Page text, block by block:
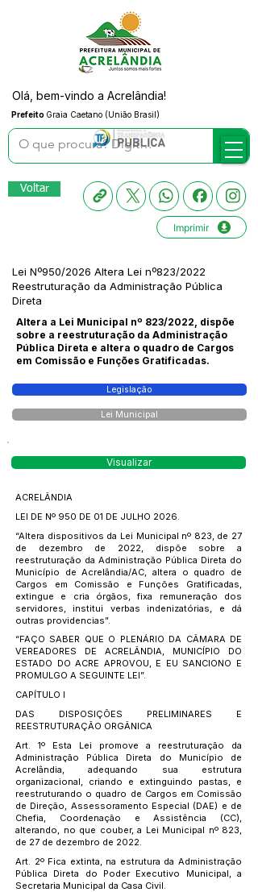
Prefeito Graia Caetano (União Brasil)
Olá, bem-vindo a Acrelândia!
Voltar
Imprimir
Lei Nº950/2026 Altera Lei nº823/2022
Reestruturação da Administração Pública
Direta
Altera a Lei Municipal nº 823/2022, dispõe
sobre a reestruturação da Administração
Pública Direta e altera o quadro de Cargos
em Comissão e Funções Gratificadas.
Legislação
Lei Municipal
Visualizar
ACRELÂNDIA
LEI DE Nº 950 DE 01 DE JULHO 2026.
“Altera dispositivos da Lei Municipal nº 823, de 27
de dezembro de 2022, dispõe sobre a
reestruturação da Administração Pública Direta do
Município de Acrelândia/AC, altera o quadro de
Cargos em Comissão e Funções Gratificadas,
extingue e cria órgãos, fixa remuneração dos
servidores, institui verbas indenizatórias, e dá
outras providencias”.
“FAÇO SABER QUE O PLENÁRIO DA CÂMARA DE
VEREADORES DE ACRELÂNDIA, MUNICÍPIO DO
ESTADO DO ACRE APROVOU, E EU SANCIONO E
PROMULGO A SEGUINTE LEI”.
CAPÍTULO I
DAS DISPOSIÇÕES PRELIMINARES E
REESTRUTURAÇÃO ORGÂNICA
Art. 1º Esta Lei promove a reestruturação da
Administração Pública Direta do Município de
Acrelândia, adequando sua estrutura
organizacional, criando e extinguindo pastas, e
reestruturando o quadro de Cargos em Comissão
de Direção, Assessoramento Especial (DAE) e de
Chefia, Coordenação e Assistência (CC),
alterando, no que couber, a Lei Municipal nº 823,
de 27 de dezembro de 2022.
Art. 2º Fica extinta, na estrutura da Administração
Pública Direta do Poder Executivo Municipal, a
Secretaria Municipal da Casa Civil.